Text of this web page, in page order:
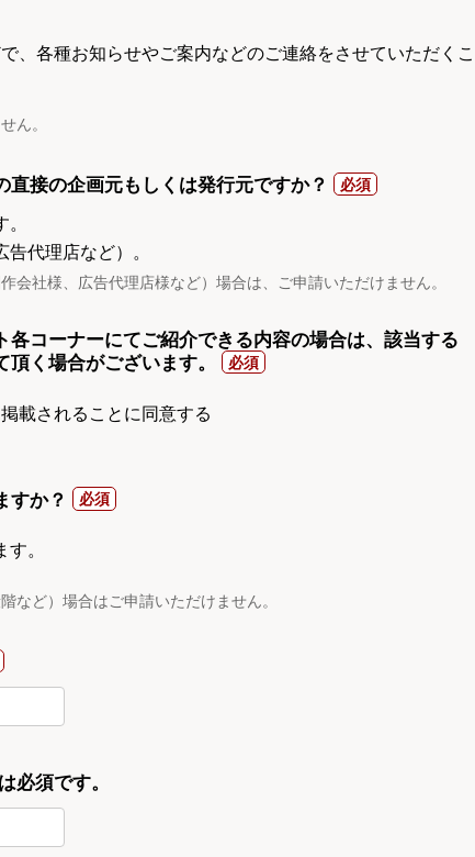
、各種お知らせやご案内などのご連絡をさせていただくこ
ん。
接の企画元もしくは発行元ですか？
代理店など）。
社様、広告代理店様など）場合は、ご申請いただけません。
コーナーにてご紹介できる内容の場合は、該当する
く場合がございます。
載されることに同意する
すか？
。
など）場合はご申請いただけません。
必須です。